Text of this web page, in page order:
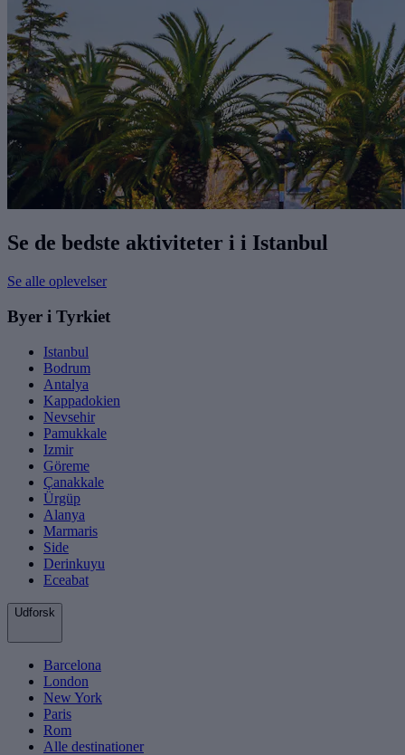
Se de bedste aktiviteter i i Istanbul
Se alle oplevelser
Byer i Tyrkiet
Istanbul
Bodrum
Antalya
Kappadokien
Nevsehir
Pamukkale
Izmir
Göreme
Çanakkale
Ürgüp
Alanya
Marmaris
Side
Derinkuyu
Eceabat
Udforsk
Barcelona
London
New York
Paris
Rom
Alle destinationer